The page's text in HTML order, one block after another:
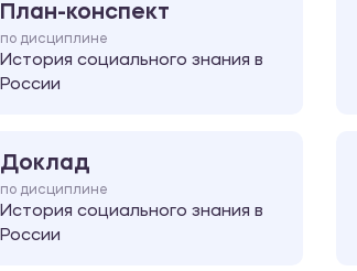
План-конспект
по дисциплине
История социального знания в
России
Доклад
по дисциплине
История социального знания в
России